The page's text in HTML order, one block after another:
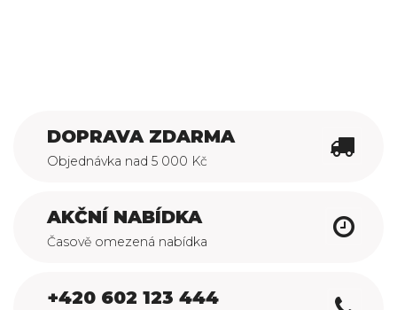
DOPRAVA ZDARMA
Objednávka nad 5 000 Kč
AKČNÍ NABÍDKA
Časově omezená nabídka
+420 602 123 444